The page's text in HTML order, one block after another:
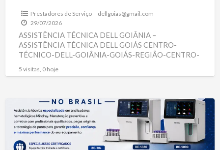
Prestadores de Serviço
dellgoias@gmail.com
29/07/2026
ASSISTÊNCIA TÉCNICA DELL GOIÂNIA –
ASSISTÊNCIA TÉCNICA DELL GOIÁS CENTRO-
TÉCNICO-DELL-GOIÂNIA-GOIÁS-REGIÃO-CENTRO-
Desde 2010 Somos Um Centro Técnico em[…]
5 visitas, 0 hoje
ASSISTÊNCIA-
TÉCNICA-
MINDRAY-
BRASIL